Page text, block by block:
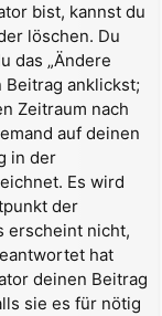
bist, kannst du
löschen. Du
das „Ändere
anklickst;
Zeitraum nach
auf deinen
in der
Es wird
der
erscheint nicht,
hat
deinen Beitrag
sie es für nötig